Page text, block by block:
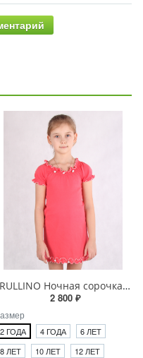
FRULLINO Ночная сорочка (рубашка) для девочки
2 800 ₽
2 ГОДА 4 ГОДА
6 ЛЕТ
8 ЛЕТ
10 ЛЕТ
12 ЛЕТ